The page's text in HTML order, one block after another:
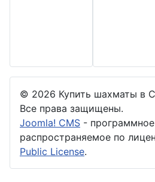
© 2026 Купить шахматы в
Все права защищены.
Joomla! CMS -
распространяемое по
Public License.